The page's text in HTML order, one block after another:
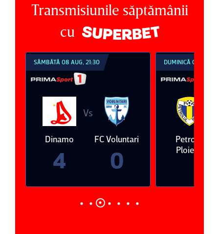
Transmisiunile săptămânii
cu
SÂMBĂTĂ 08 AUG, 21:30
Dinamo
4
Vs
FC Voluntari
0
DUMINICĂ 09 AUG,
Petrolul
Ploieşti